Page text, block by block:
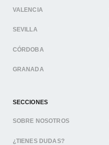
VALENCIA
SEVILLA
CÓRDOBA
GRANADA
SECCIONES
SOBRE NOSOTROS
¿TIENES DUDAS?